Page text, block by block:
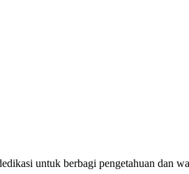
untuk berbagi pengetahuan dan